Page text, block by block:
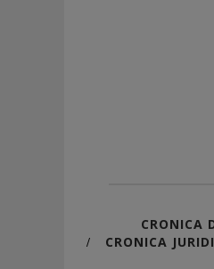
CRONICA
/ CRONICA